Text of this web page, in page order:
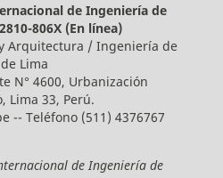
de Ingeniería de
806X (En línea)
Arquitectura / Ingeniería de
Lima
N° 4600, Urbanización
Lima 33, Perú.
-- Teléfono (511) 4376767
de Ingeniería de